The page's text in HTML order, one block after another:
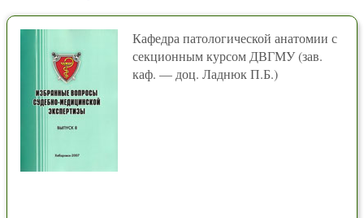
Кафедра патологической анатомии с
секционным курсом ДВГМУ (зав.
каф. — доц. Ладнюк П.Б.)